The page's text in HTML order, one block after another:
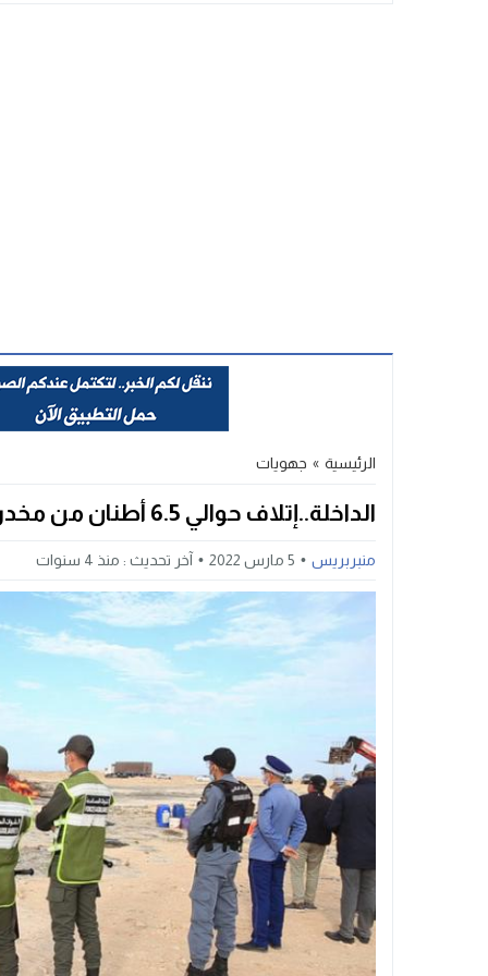
الرئيسية » جهويات
الداخلة..إتلاف حوالي 6.5 أطنان من مخدر الشيرا ومواد محظورة ومهربة
منبربريس 5 مارس 2022 آخر تحديث : منذ 4 سنوات